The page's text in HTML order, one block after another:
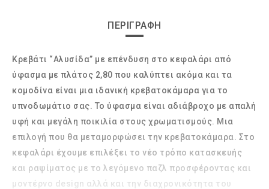
ΠΕΡΙΓΡΑΦΉ
Κρεβάτι “Αλυσίδα” με επένδυση στο κεφαλάρι από
ύφασμα με πλάτος 2,80 που καλύπτει ακόμα και τα
κομοδίνα είναι μια ιδανική κρεβατοκάμαρα για το
υπνοδωμάτιο σας. Το ύφασμα είναι αδιάβροχο με απαλή
υφή και μεγάλη ποικιλία στους χρωματισμούς. Μια
επιλογή που θα μεταμορφώσει την κρεβατοκάμαρα. Στο
κεφαλάρι έχουμε επιλέξει το νέο τρόπο κατασκευής
και ραψίματος με το λεγόμενο παζλ προσφέροντας και
μοντέρνο design αλλά και την διαχρονικότητα του